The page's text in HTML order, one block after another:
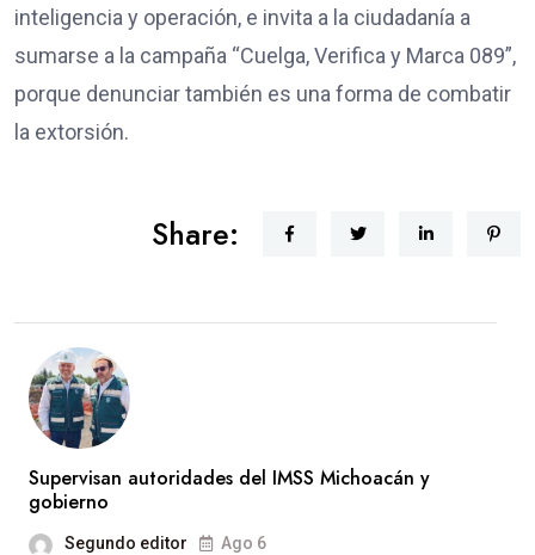
inteligencia y operación, e invita a la ciudadanía a
sumarse a la campaña “Cuelga, Verifica y Marca 089”,
porque denunciar también es una forma de combatir
la extorsión.
Share:
Supervisan autoridades del IMSS Michoacán y
gobierno
Segundo editor Ago 6